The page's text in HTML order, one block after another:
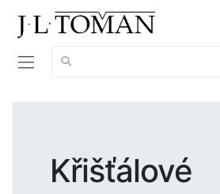
Vyhledávání:
Křišťálové